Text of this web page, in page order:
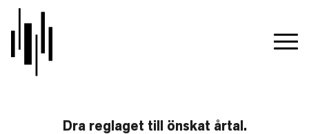
Dra reglaget till önskat årtal.